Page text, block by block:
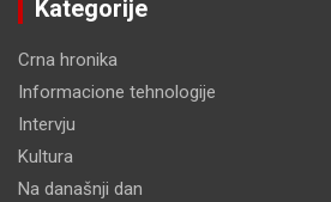
Kategorije
Crna hronika
Informacione tehnologije
Intervju
Kultura
Na današnji dan